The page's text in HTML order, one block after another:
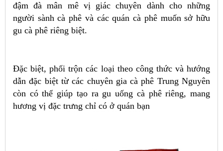
đậm đà mân mê vị giác chuyên dành cho những
người sành cà phê và các quán cà phê muốn sở hữu
gu cà phê riêng biệt.
Đặc biệt, phối trộn các loại theo công thức và hướng
dẫn đặc biệt từ các chuyên gia cà phê Trung Nguyên
còn có thể giúp tạo ra gu uống cà phê riêng, mang
hương vị đặc trưng chỉ có ở quán bạn